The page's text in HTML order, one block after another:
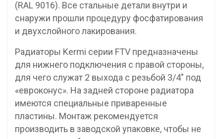
(RAL 9016). Все стальные детали внутри и
снаружи прошли процедуру фосфатирования
и двухслойного лакирования.
Радиаторы Kermi серии FTV предназначены
для нижнего подключения с правой стороны,
для чего служат 2 выхода с резьбой 3/4″ под
«евроконус». На задней стороне радиатора
имеются специальные приваренные
пластины. Монтаж рекомендуется
производить в заводской упаковке, чтобы не